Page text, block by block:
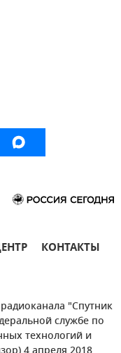
КОНТАКТЫ
"Спутник
службе по
технологий и